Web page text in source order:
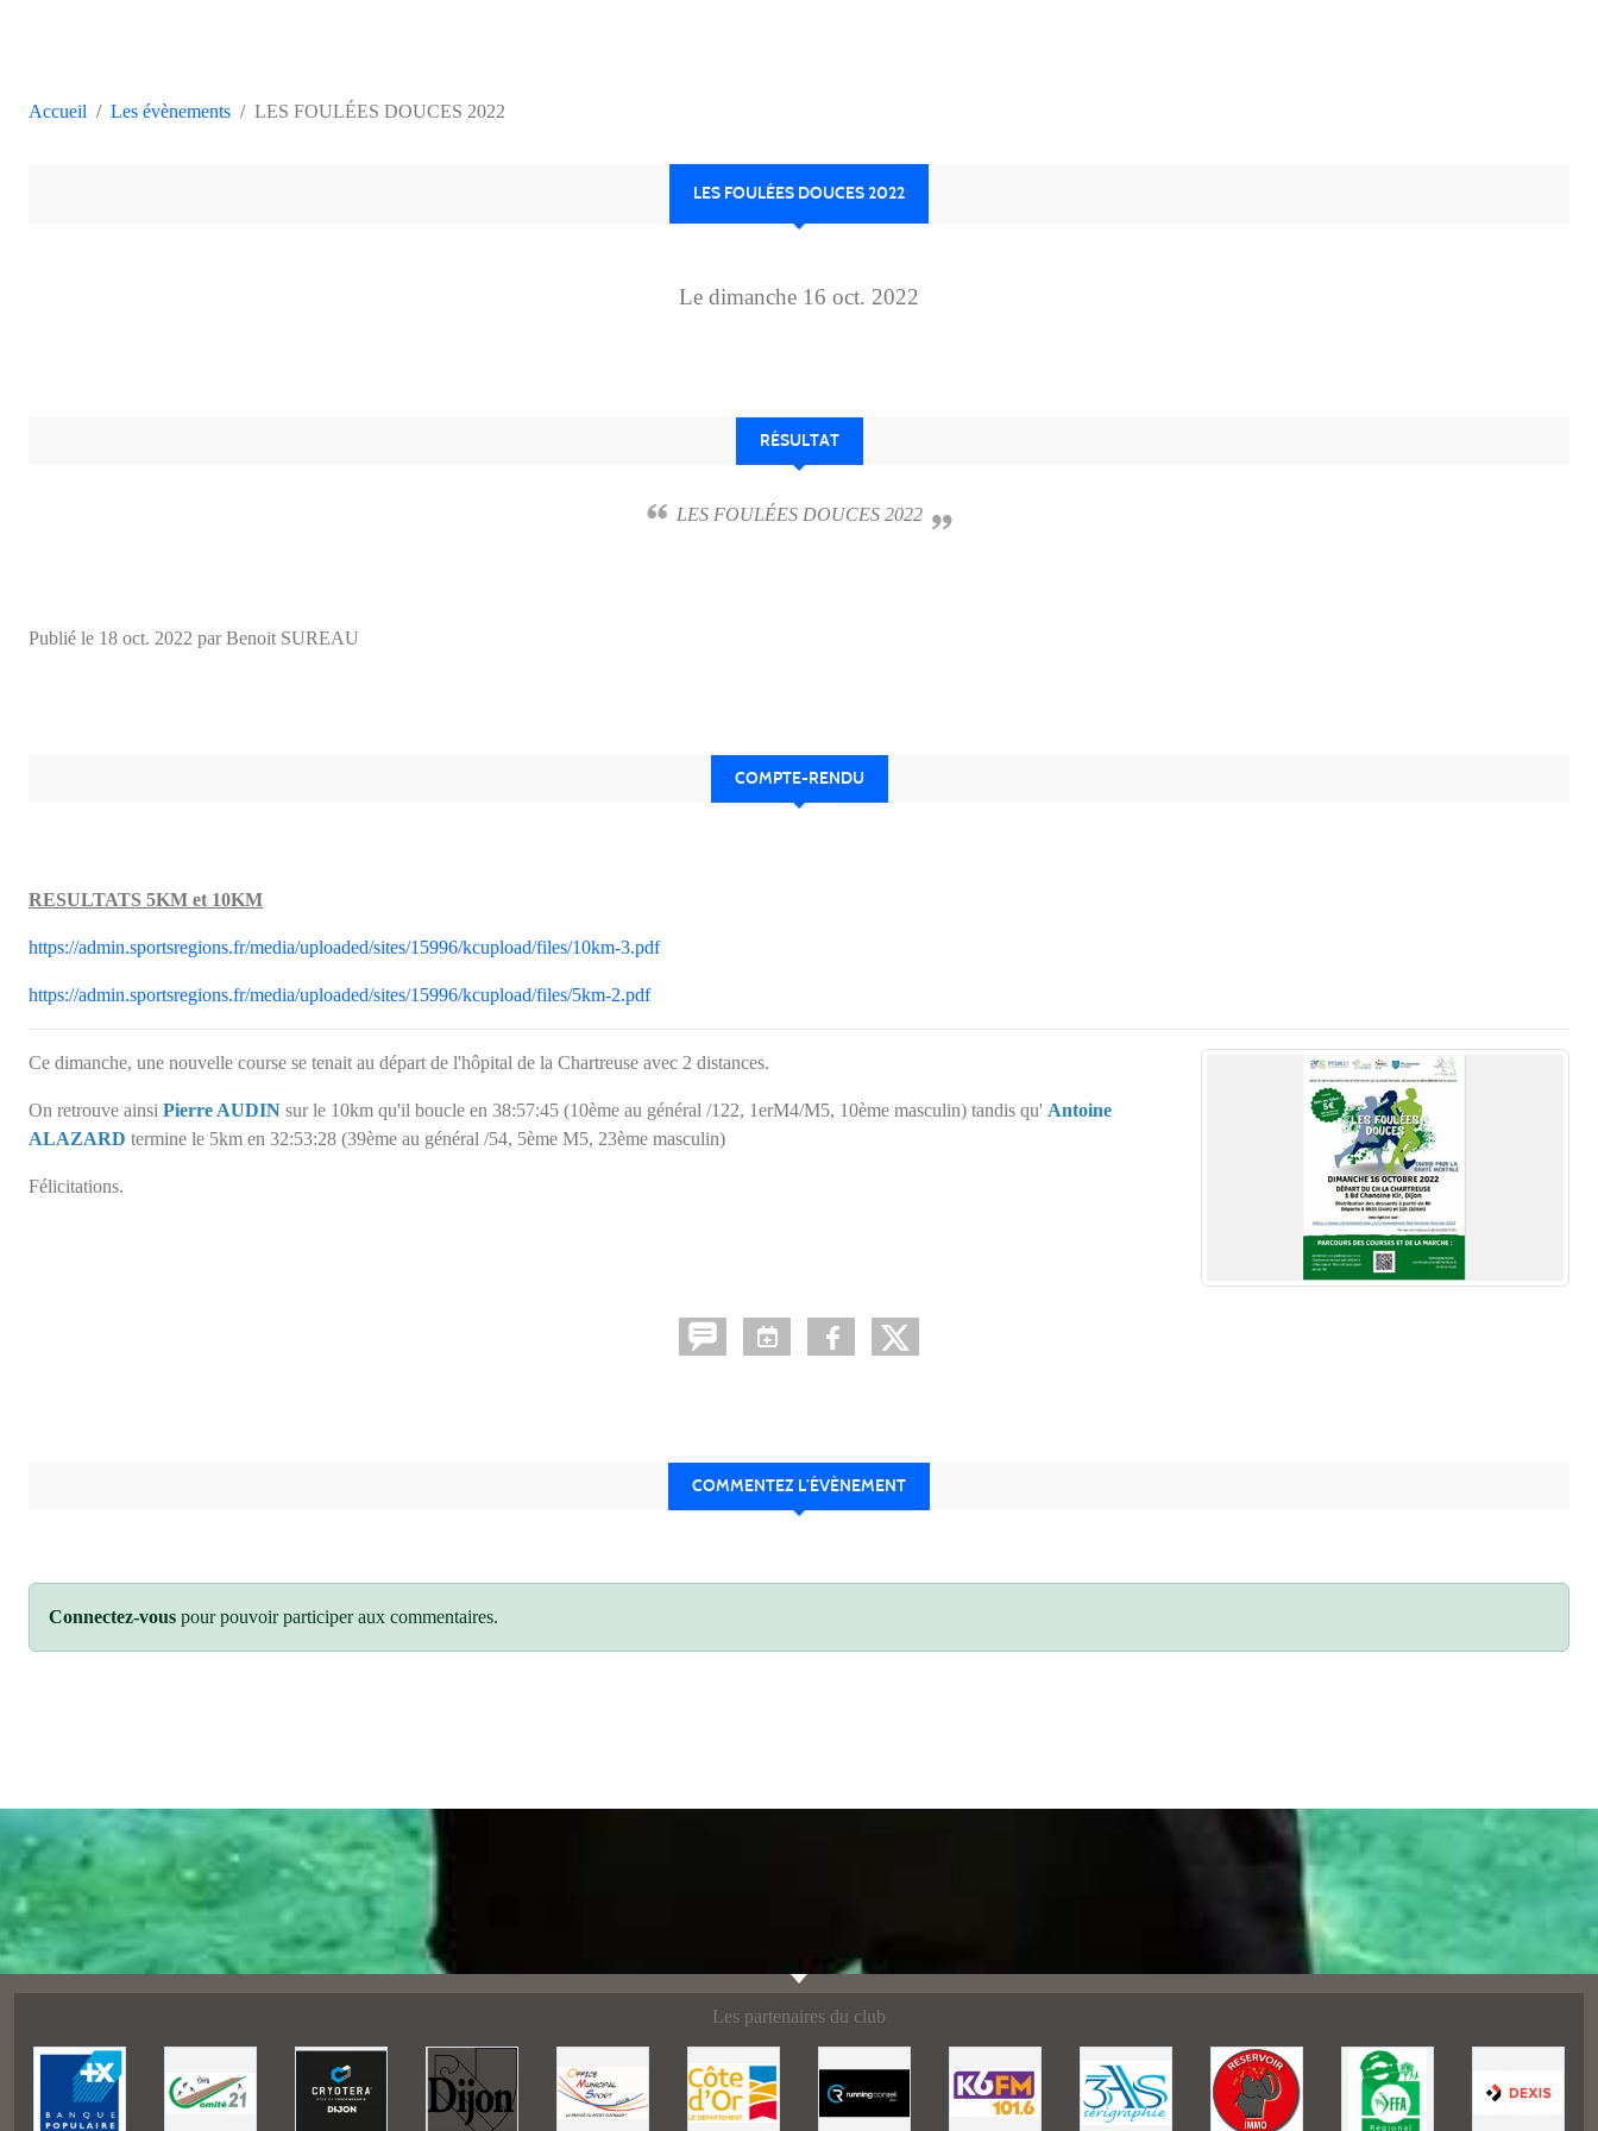
Accueil Les évènements LES FOULÉES DOUCES 2022
LES FOULÉES DOUCES 2022
Le dimanche 16 oct. 2022
RÉSULTAT
LES FOULÉES DOUCES 2022
Publié le 18 oct. 2022 par Benoit SUREAU
COMPTE-RENDU
RESULTATS 5KM et 10KM
https://admin.sportsregions.fr/media/uploaded/sites/15996/kcupload/files/10km-3.pdf
https://admin.sportsregions.fr/media/uploaded/sites/15996/kcupload/files/5km-2.pdf
Ce dimanche, une nouvelle course se tenait au départ de l'hôpital de la Chartreuse avec 2 distances.
On retrouve ainsi Pierre AUDIN sur le 10km qu'il boucle en 38:57:45 (10ème au général /122, 1erM4/M5, 10ème masculin) tandis qu' Antoine
ALAZARD termine le 5km en 32:53:28 (39ème au général /54, 5ème M5, 23ème masculin)
Félicitations.
COMMENTEZ L’ÉVÈNEMENT
Connectez-vous pour pouvoir participer aux commentaires.
Les partenaires du club